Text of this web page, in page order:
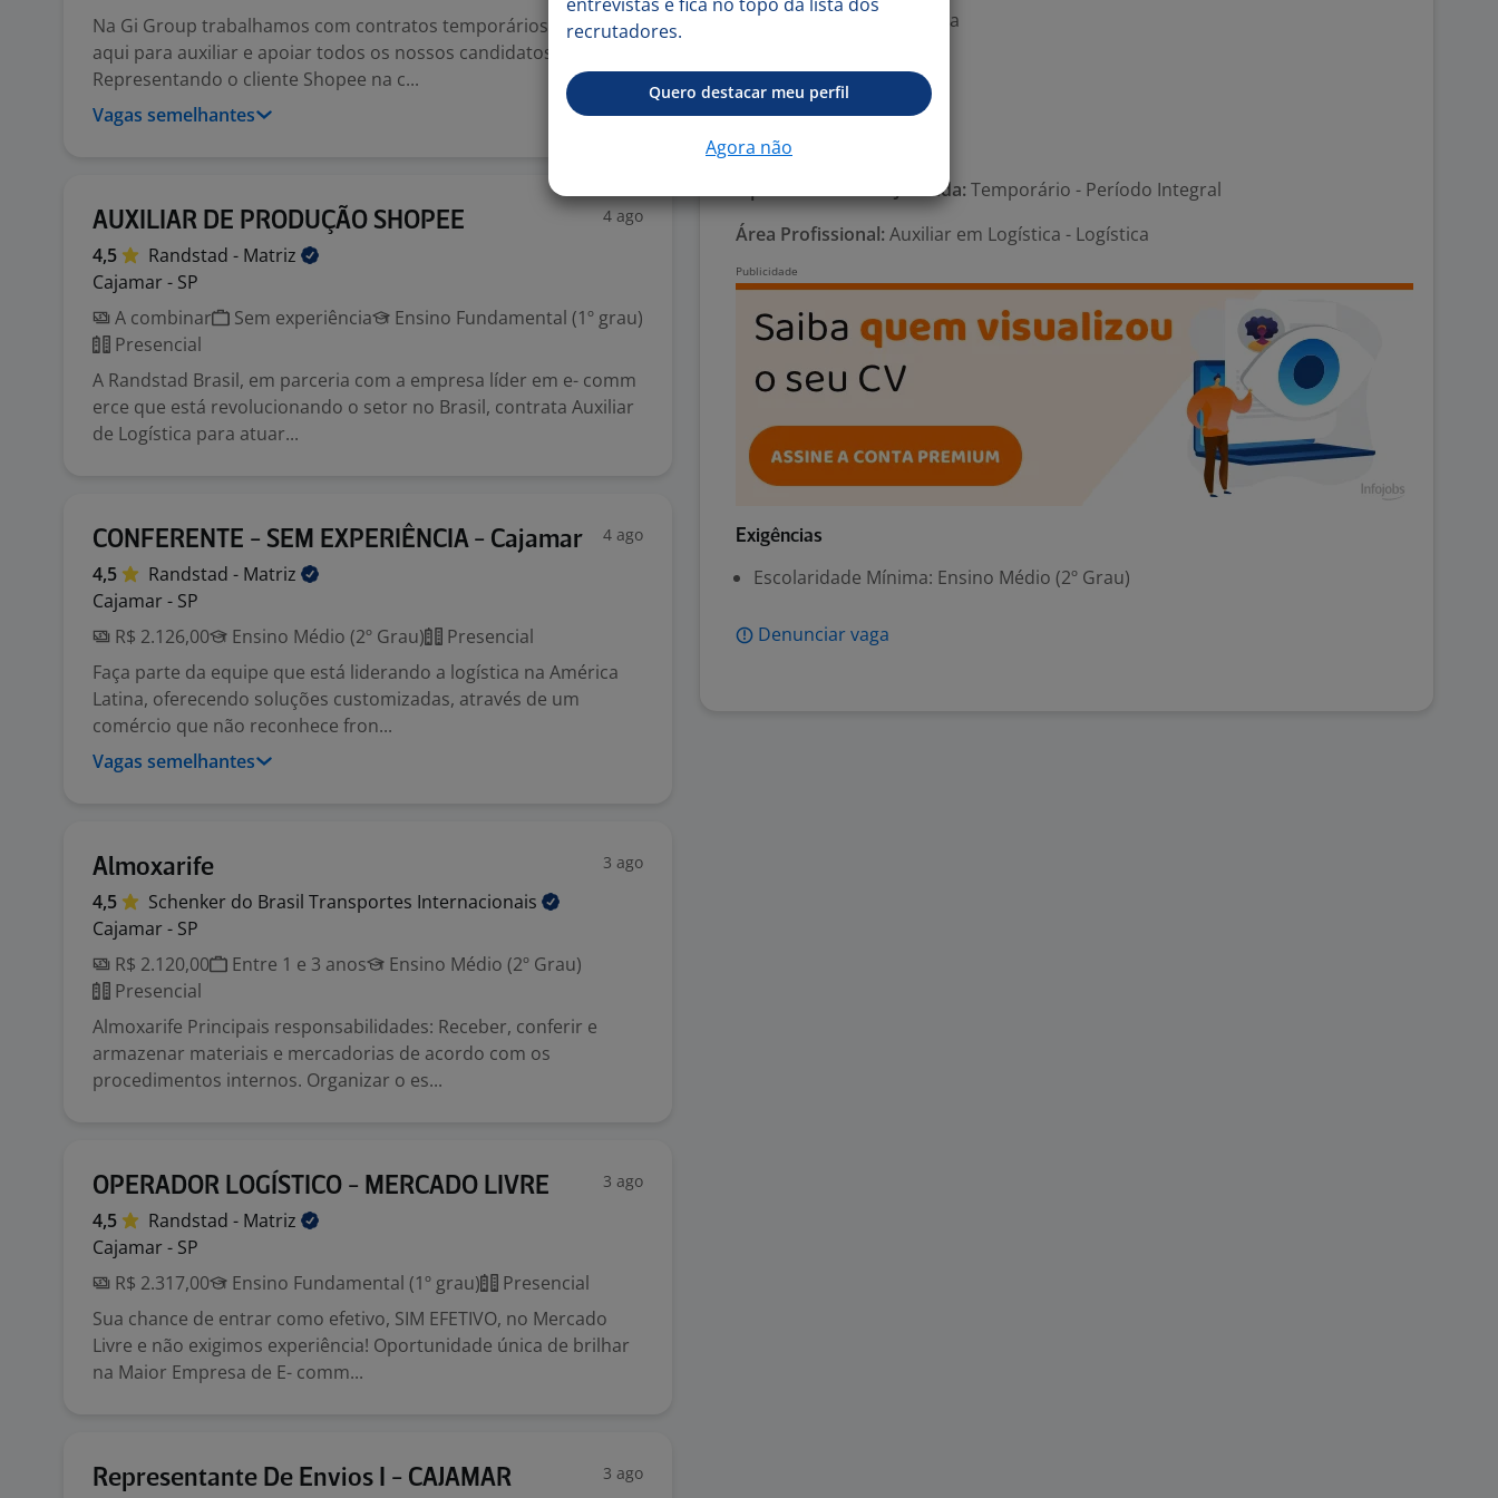
Na Gi Group trabalhamos com contratos temporários. Estamos
aqui para auxiliar e apoiar todos os nossos candidatos.
Representando o cliente Shopee na c...
Vagas semelhantes
AUXILIAR DE PRODUÇÃO SHOPEE 4 ago
4,5 Randstad - Matriz
Cajamar - SP
A combinar
Sem experiência
Ensino Fundamental (1º grau)
Presencial
A Randstad Brasil, em parceria com a empresa líder em e- comm
erce que está revolucionando o setor no Brasil, contrata Auxiliar
de Logística para atuar...
CONFERENTE - SEM EXPERIÊNCIA - Cajamar 4 ago
4,5 Randstad - Matriz
Cajamar - SP
R$ 2.126,00
Ensino Médio (2º Grau)
Presencial
Faça parte da equipe que está liderando a logística na América
Latina, oferecendo soluções customizadas, através de um
comércio que não reconhece fron...
Vagas semelhantes
Almoxarife 3 ago
4,5 Schenker do Brasil Transportes Internacionais
Cajamar - SP
R$ 2.120,00
Entre 1 e 3 anos
Ensino Médio (2º Grau)
Presencial
Almoxarife Principais responsabilidades: Receber, conferir e
armazenar materiais e mercadorias de acordo com os
procedimentos internos. Organizar o es...
OPERADOR LOGÍSTICO - MERCADO LIVRE 3 ago
4,5 Randstad - Matriz
Cajamar - SP
R$ 2.317,00
Ensino Fundamental (1º grau)
Presencial
Sua chance de entrar como efetivo, SIM EFETIVO, no Mercado
Livre e não exigimos experiência! Oportunidade única de brilhar
na Maior Empresa de E- comm...
Representante De Envios I - CAJAMAR 3 ago
-. Alimentação na empresa
-. Seguro de vida
-. VA
Número de vagas:
Tipo de contrato e Jornada: Temporário - Período Integral
Área Profissional: Auxiliar em Logística - Logística
Exigências
Escolaridade Mínima: Ensino Médio (2º Grau)
Denunciar vaga
recrutadores.
Quero destacar meu perfil
Agora não